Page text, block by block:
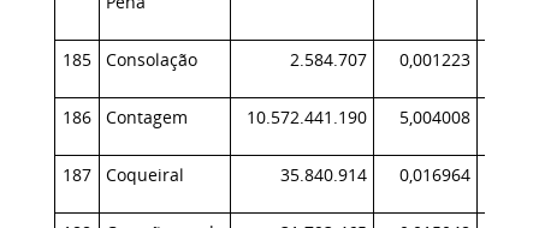
185 Consolação 2.584.707 0,001223
186 Contagem 10.572.441.190 5,004008
187 Coqueiral 35.840.914 0,016964